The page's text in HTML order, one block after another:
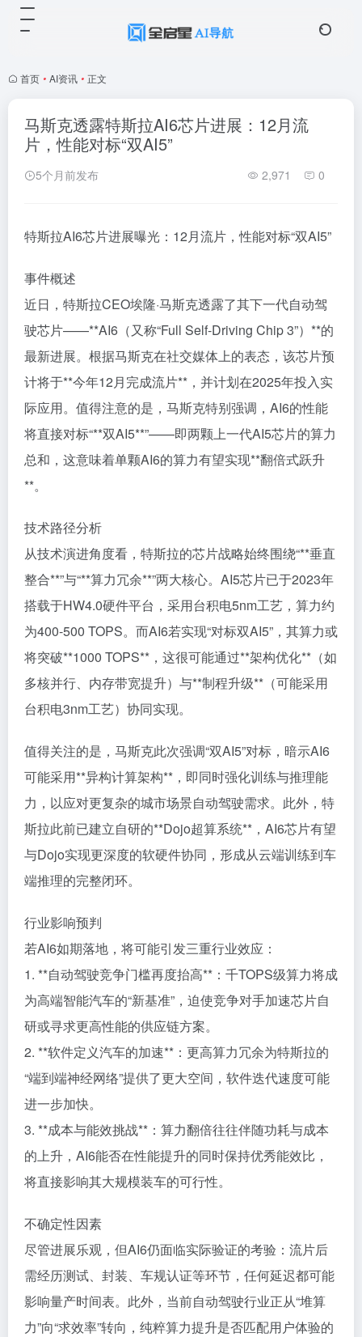
首页 • AI资讯 • 正文
马斯克透露特斯拉AI6芯片进展：12月流
片，性能对标“双AI5”
5个月前发布 2,971 0
特斯拉AI6芯片进展曝光：12月流片，性能对标“双AI5”
事件概述
近日，特斯拉CEO埃隆·马斯克透露了其下一代自动驾
驶芯片——**AI6（又称“Full Self-Driving Chip 3”）**的
最新进展。根据马斯克在社交媒体上的表态，该芯片预
计将于**今年12月完成流片**，并计划在2025年投入实
际应用。值得注意的是，马斯克特别强调，AI6的性能
将直接对标“**双AI5**”——即两颗上一代AI5芯片的算力
总和，这意味着单颗AI6的算力有望实现**翻倍式跃升
**。
技术路径分析
从技术演进角度看，特斯拉的芯片战略始终围绕“**垂直
整合**”与“**算力冗余**”两大核心。AI5芯片已于2023年
搭载于HW4.0硬件平台，采用台积电5nm工艺，算力约
为400-500 TOPS。而AI6若实现“对标双AI5”，其算力或
将突破**1000 TOPS**，这很可能通过**架构优化**（如
多核并行、内存带宽提升）与**制程升级**（可能采用
台积电3nm工艺）协同实现。
值得关注的是，马斯克此次强调“双AI5”对标，暗示AI6
可能采用**异构计算架构**，即同时强化训练与推理能
力，以应对更复杂的城市场景自动驾驶需求。此外，特
斯拉此前已建立自研的**Dojo超算系统**，AI6芯片有望
与Dojo实现更深度的软硬件协同，形成从云端训练到车
端推理的完整闭环。
行业影响预判
若AI6如期落地，将可能引发三重行业效应：
1. **自动驾驶竞争门槛再度抬高**：千TOPS级算力将成
为高端智能汽车的“新基准”，迫使竞争对手加速芯片自
研或寻求更高性能的供应链方案。
2. **软件定义汽车的加速**：更高算力冗余为特斯拉的
“端到端神经网络”提供了更大空间，软件迭代速度可能
进一步加快。
3. **成本与能效挑战**：算力翻倍往往伴随功耗与成本
的上升，AI6能否在性能提升的同时保持优秀能效比，
将直接影响其大规模装车的可行性。
不确定性因素
尽管进展乐观，但AI6仍面临实际验证的考验：流片后
需经历测试、封装、车规认证等环节，任何延迟都可能
影响量产时间表。此外，当前自动驾驶行业正从“堆算
力”向“求效率”转向，纯粹算力提升是否匹配用户体验的